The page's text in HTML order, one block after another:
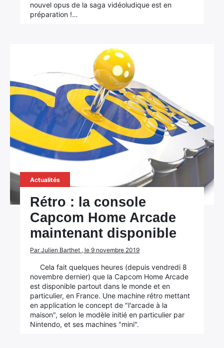
nouvel opus de la saga vidéoludique est en
préparation !…
Actualités
Rétro : la console
Capcom Home Arcade
maintenant disponible
Par Julien Barthet , le 9 novembre 2019
Cela fait quelques heures (depuis vendredi 8
novembre dernier) que la Capcom Home Arcade
est disponible partout dans le monde et en
particulier, en France. Une machine rétro mettant
en application le concept de "l'arcade à la
maison", selon le modèle initié en particulier par
Nintendo, et ses machines "mini".